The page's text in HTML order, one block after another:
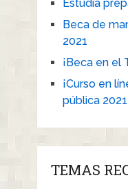
Estudia
Beca de
2021
¡Beca en el
¡Curso en
pública
TEMAS